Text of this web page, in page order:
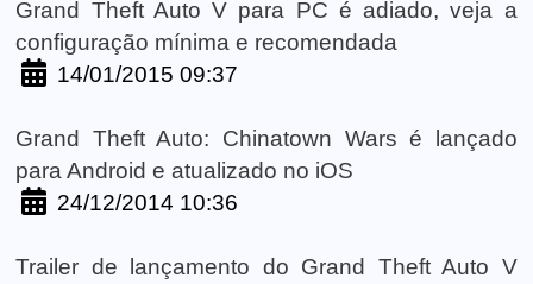
Grand Theft Auto V para PC é adiado, veja a
configuração mínima e recomendada
14/01/2015 09:37
Grand Theft Auto: Chinatown Wars é lançado
para Android e atualizado no iOS
24/12/2014 10:36
Trailer de lançamento do Grand Theft Auto V